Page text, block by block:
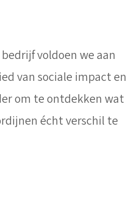
voldoen we aan
van sociale impact en
om te ontdekken wat
écht verschil te